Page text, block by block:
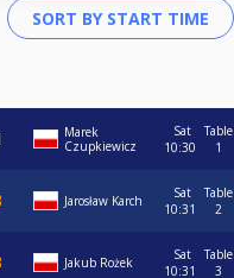
Marek
Czupkiewicz
Sat
10:30
Table
1
Jarosław Karch
Sat
10:31
Table
2
Jakub Rożek
Sat
10:31
Table
3